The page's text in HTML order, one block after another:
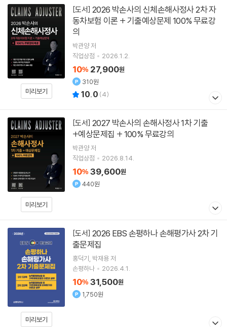
미리보기
[도서]
동차보험 이론 + 기출예상문제 100% 무료강
의
박관양저
직업상점
2026.1.2.
10% 27,900원
310원
10.0 (4)
미리보기
[도서]
+예상문제집 + 100% 무료강의
박관양저
직업상점
2026.8.14.
10% 39,600원
440원
미리보기
[도서]
출문제집
홍덕기 박재용저
손평하나
2026.4.1.
10% 31,500원
1,750원